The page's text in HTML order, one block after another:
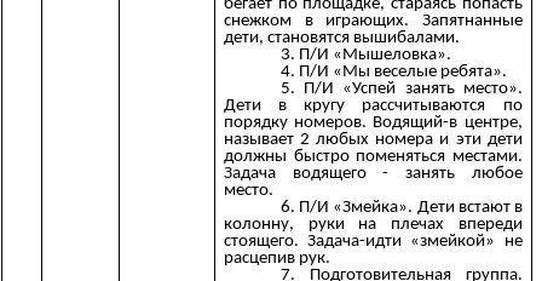
бегает по площадке, стараясь попасть
снежком в играющих. Запятнанные
дети, становятся вышибалами.
3. П/И «Мышеловка».
4. П/И «Мы веселые ребята».
5. П/И «Успей занять место».
Дети в кругу рассчитываются по
порядку номеров. Водящий-в центре,
называет 2 любых номера и эти дети
должны быстро поменяться местами.
Задача водящего - занять любое
место.
6. П/И «Змейка». Дети встают в
колонну, руки на плечах впереди
стоящего. Задача-идти «змейкой» не
расцепив рук.
7. Подготовительная группа.